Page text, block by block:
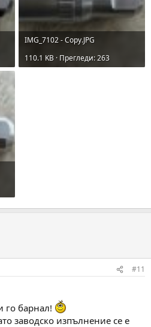
IMG_7102 - Copy.JPG
110.1 KB · Прегледи: 263
#11
го барнал!
заводско изпълнение се е